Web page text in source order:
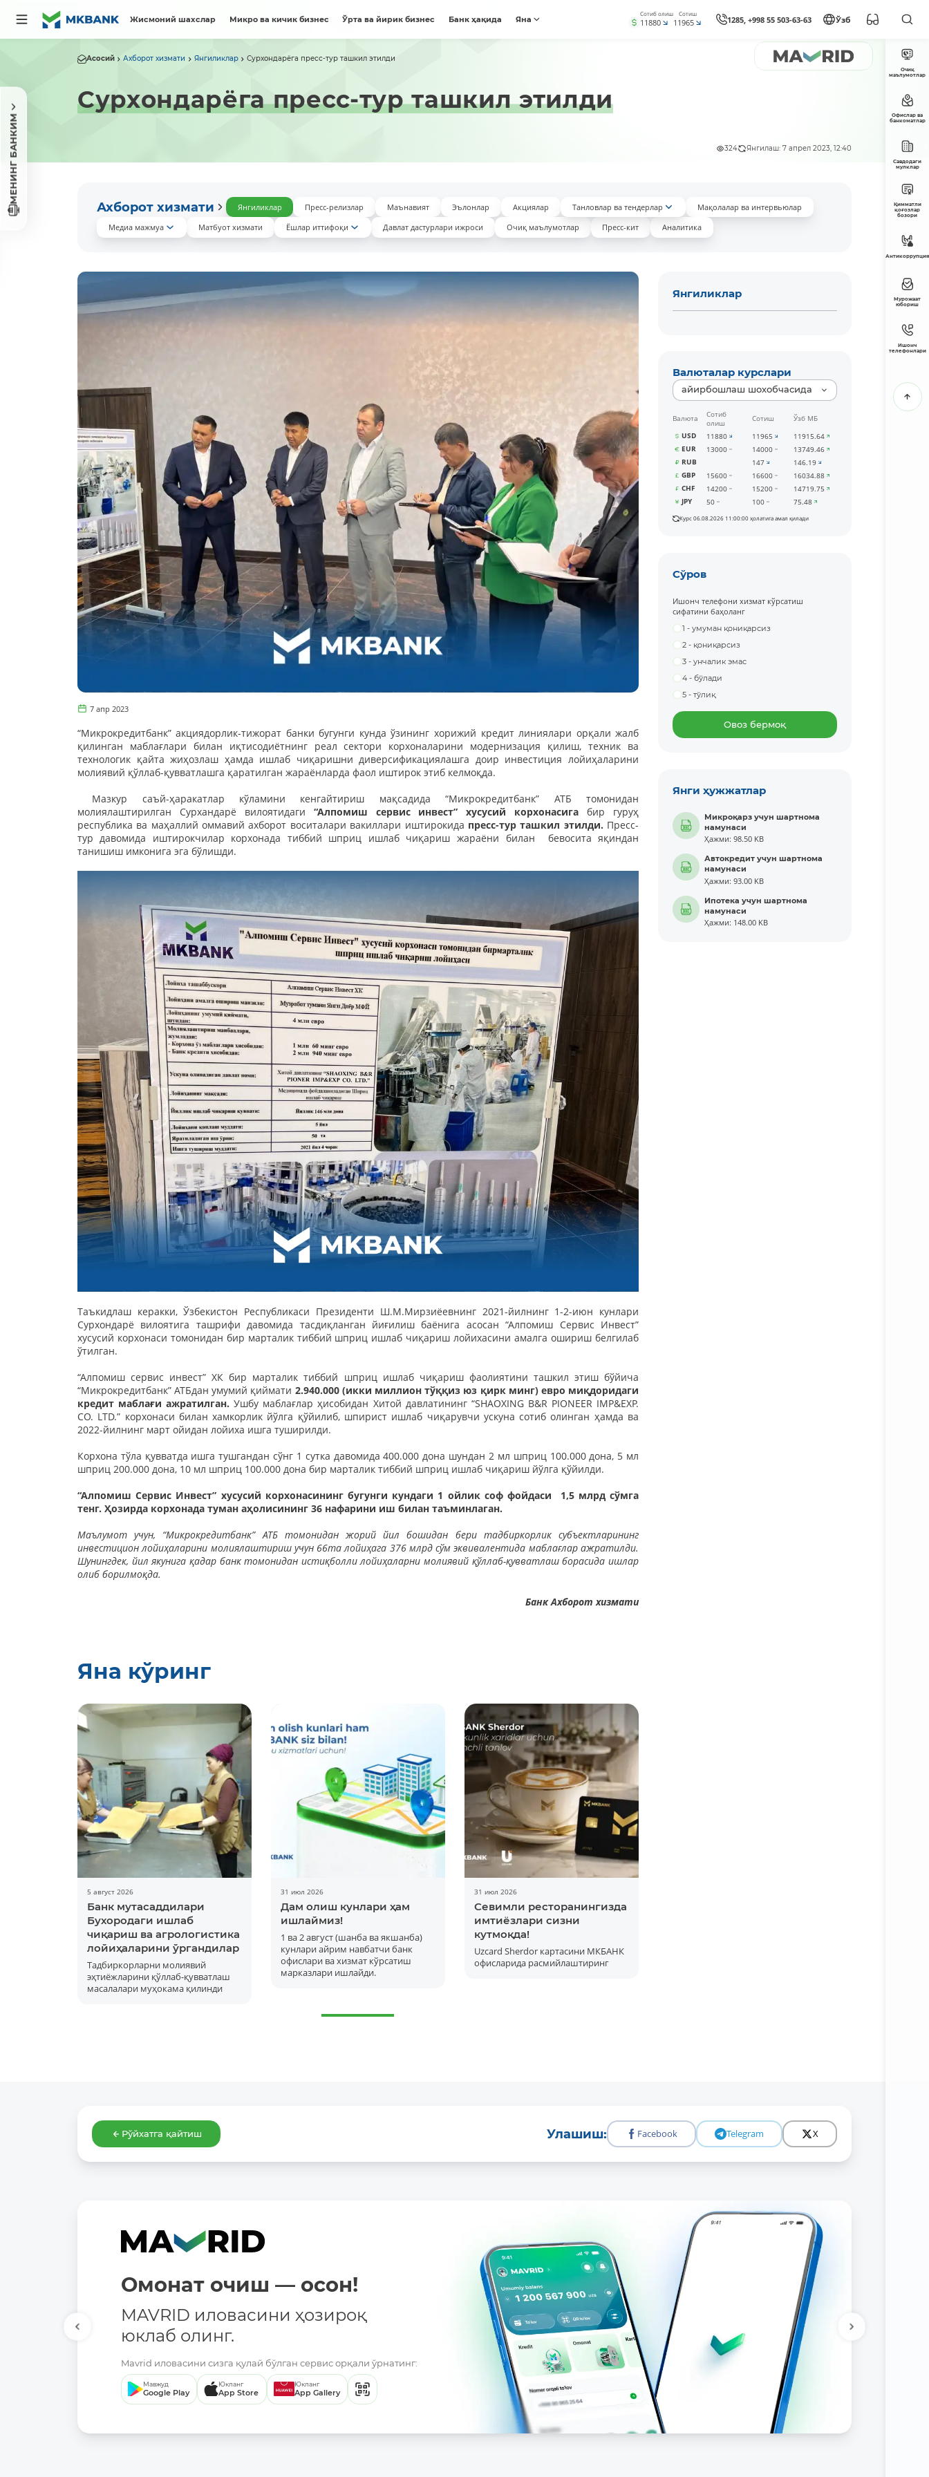
Жисмоний шахслар Микро ва кичик бизнес Ўрта ва йирик бизнес Банк ҳақида Яна
Сотиб олиш
11880
Сотиш
11965 1285, +998 55 503-63-63 Ўзб
МЕНИНГ БАНКИМ
Асосий Ахборот хизмати Янгиликлар Сурхoндарёга пресс-тур ташкил этилди
Сурхoндарёга пресс-тур ташкил этилди
324 Янгилаш: 7 апрел 2023, 12:40
Ахборот хизмати Янгиликлар Пресс-релизлар Маънавият Эълонлар Акциялар Танловлар ва тендерлар
Мақолалар ва интервьюлар
Медиа мажмуа
Матбуот хизмати Ёшлар иттифоқи Давлат дастурлари ижроси Очиқ маълумотлар Пресс-кит Аналитика
7 апр 2023
“Микрокредитбанк” акциядорлик-тижорат банки бугунги кунда ўзининг хорижий кредит линиялари орқали жалб
қилинган маблағлари билан иқтисодиётнинг реал сектори корхоналарини модернизация қилиш, техник ва
технологик қайта жиҳозлаш ҳамда ишлаб чиқаришни диверсификациялашга доир инвестиция лойиҳаларини
молиявий қўллаб-қувватлашга қаратилган жараёнларда фаол иштирок этиб келмоқда.
Мазкур саъй-ҳаракатлар кўламини кенгайтириш мақсадида “Микрокредитбанк” АТБ томонидан
молиялаштирилган Сурхандарё вилоятидаги “Алпомиш сервис инвест” хусусий корхонасига бир гуруҳ
республика ва маҳаллий оммавий ахборот воситалари вакиллари иштирокида пресс-тур ташкил этилди. Пресс-
тур давомида иштирокчилар корхонада тиббий шприц ишлаб чиқариш жараёни билан бевосита яқиндан
танишиш имконига эга бўлишди.
Таъкидлаш керакки, Ўзбекистон Республикаси Президенти Ш.М.Мирзиёевнинг 2021-йилнинг 1-2-июн кунлари
Сурхондарё вилоятига ташрифи давомида тасдиқланган йиғилиш баёнига асосан “Алпомиш Сервис Инвест”
хусусий корхонаси томонидан бир марталик тиббий шприц ишлаб чиқариш лойихасини амалга ошириш белгилаб
ўтилган.
“Алпомиш сервис инвест” ХК бир марталик тиббий шприц ишлаб чиқариш фаолиятини ташкил этиш бўйича
“Микрокредитбанк” АТБдан умумий қиймати 2.940.000 (икки миллион тўққиз юз қирк минг) евро миқдоридаги
кредит маблағи ажратилган. Ушбу маблағлар ҳисобидан Хитой давлатининг “SHAOXING B&R PIONEER IMP&EXP.
CO. LTD.” корхонаси билан хамкорлик йўлга қўйилиб, шпирист ишлаб чиқарувчи ускуна сотиб олинган ҳамда ва
2022-йилнинг март ойидан лойиха ишга туширилди.
Корхона тўла қувватда ишга тушгандан сўнг 1 сутка давомида 400.000 дона шундан 2 мл шприц 100.000 дона, 5 мл
шприц 200.000 дона, 10 мл шприц 100.000 дона бир марталик тиббий шприц ишлаб чиқариш йўлга қўйилди.
“Алпомиш Сервис Инвест” хусусий корхонасининг бугунги кундаги 1 ойлик соф фойдаси 1,5 млрд сўмга
тенг. Ҳозирда корхонада туман аҳолисининг 36 нафарини иш билан таъминлаган.
Маълумот учун, “Микрокредитбанк” АТБ томонидан жорий йил бошидан бери тадбиркорлик субъектларининг
инвестицион лойиҳаларини молиялаштириш учун 66та лойиҳага 376 млрд сўм эквивалентида маблағлар ажратилди.
Шунингдек, йил якунига қадар банк томонидан истиқболли лойиҳаларни молиявий қўллаб-қувватлаш борасида ишлар
олиб борилмоқда.
Банк Ахборот хизмати
Яна кўринг
5 август 2026
Банк мутасаддилари
Бухородаги ишлаб
чиқариш ва агрологистика
лойиҳаларини ўргандилар
Тадбиркорларни молиявий
эҳтиёжларини қўллаб-қувватлаш
масалалари муҳокама қилинди
31 июл 2026
Дам олиш кунлари ҳам
ишлаймиз!
1 ва 2 август (шанба ва якшанба)
кунлари айрим навбатчи банк
офислари ва хизмат кўрсатиш
марказлари ишлайди.
31 июл 2026
Севимли ресторанингизда
имтиёзлари сизни
кутмоқда!
Uzcard Sherdor картасини МКБАНК
офисларида расмийлаштиринг
Янгиликлар
Валюталар курслари
айирбошлаш шохобчасида
Валюта
Сотиб
олиш
Сотиш
Ўзб МБ
USD
11880 11965
11915.64
EUR
13000 14000
13749.46
RUB
147
146.19
GBP
15600 16600
16034.88
CHF
14200 15200
14719.75
JPY
50 100 75.48
Курс 06.08.2026 11:00:00 ҳолатига амал қилади
Сўров
Ишонч телефони хизмат кўрсатиш
сифатини баҳоланг
1 - умуман қониқарсиз
2 - қониқарсиз
3 - унчалик эмас
4 - бўлади
5 - тўлиқ
Овоз бермоқ
Янги ҳужжатлар
Микроқарз учун шартнома
намунаси
Ҳажми: 98.50 KB
Автокредит учун шартнома
намунаси
Ҳажми: 93.00 KB
Ипотека учун шартнома
намунаси
Ҳажми: 148.00 KB
Рўйхатга қайтиш Улашиш: Facebook Telegram X
Омонат очиш — осон!
MAVRID иловасини ҳозироқ
юклаб олинг.
Mavrid иловасини сизга қулай бўлган сервис орқали ўрнатинг:
Мавжуд
Google Play
Юкланг
App Store
Юкланг
App Gallery
Очиқ
маълумотлар
Офислар ва
банкоматлар
Савдодаги
мулклар
Қимматли
қоғозлар
бозори
Антикоррупция
Мурожаат
юбориш
Ишонч
телефонлари